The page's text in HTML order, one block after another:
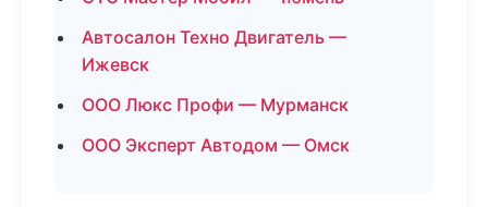
Автосалон Техно Двигатель —
Ижевск
ООО Люкс Профи — Мурманск
ООО Эксперт Автодом — Омск